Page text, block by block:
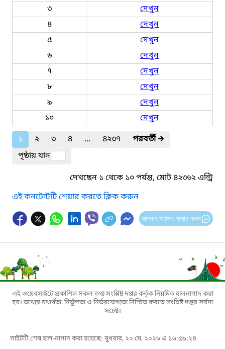
৩
দেখুন
৪
দেখুন
৫
দেখুন
৬
দেখুন
৭
দেখুন
৮
দেখুন
৯
দেখুন
১০
দেখুন
১
২ ৩ ৪ ... ৪২৩৭ পরবর্তী🡲
পৃষ্ঠায় যান
দেখছেন ১ থেকে ১০ পর্যন্ত, মোট ৪২৩৬২ এন্ট্রি
এই কনটেন্টটি শেয়ার করতে ক্লিক করুন
আপনার মতামত প্রদান করুন
এই ওয়েবসাইটে প্রকাশিত সকল তথ্য সংশ্লিষ্ট দপ্তর কর্তৃক নিয়মিত হালনাগাদ করা
হয়। তথ্যের যথার্থতা, নির্ভুলতা ও নির্ভরযোগ্যতা নিশ্চিত করতে সংশ্লিষ্ট দপ্তর সর্বদা
সচেষ্ট।
সাইটটি শেষ হাল-নাগাদ করা হয়েছে: বুধবার, ২০ মে, ২০২৬ এ ১৬:৫৯:২৪